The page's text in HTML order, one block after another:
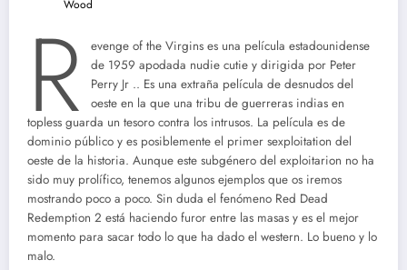
R
evenge of the Virgins es una película estadounidense
de 1959 apodada nudie cutie y dirigida por Peter
Perry Jr .. Es una extraña película de desnudos del
oeste en la que una tribu de guerreras indias en
topless guarda un tesoro contra los intrusos. La película es de
dominio público y es posiblemente el primer sexploitation del
oeste de la historia. Aunque este subgénero del exploitarion no ha
sido muy prolífico, tenemos algunos ejemplos que os iremos
mostrando poco a poco. Sin duda el fenómeno Red Dead
Redemption 2 está haciendo furor entre las masas y es el mejor
momento para sacar todo lo que ha dado el western. Lo bueno y lo
malo.